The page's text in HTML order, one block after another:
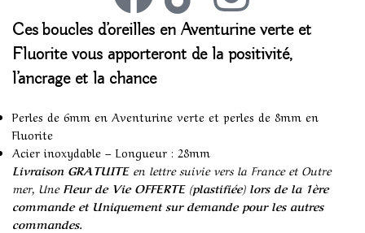
Cesboucles d’oreilles en Aventurine verteet
Fluorite vous apporteront de la positivité,
l’ancrage et la chance
Perles de 6mm en Aventurine verte et perles de 8mm en
Fluorite
Acier inoxydable – Longueur : 28mm
Livraison GRATUITEen lettre suivie vers la France et Outre
mer, Une Fleur de Vie OFFERTE (plastifiée) lors de la 1ère
commande et Uniquement sur demande pour les autres
commandes.